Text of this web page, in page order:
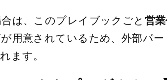
は、このプレイブックごと 営
用意されているため、外部パ
ます。